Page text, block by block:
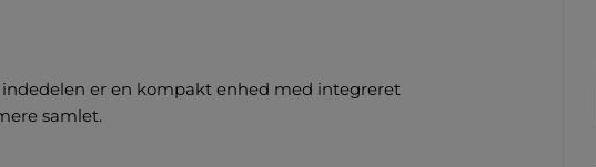
er en kompakt enhed med integreret
samlet.